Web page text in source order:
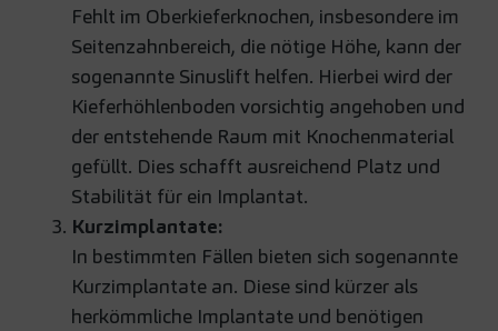
Fehlt im Oberkieferknochen, insbesondere im
Seitenzahnbereich, die nötige Höhe, kann der
sogenannte Sinuslift helfen. Hierbei wird der
Kieferhöhlenboden vorsichtig angehoben und
der entstehende Raum mit Knochenmaterial
gefüllt. Dies schafft ausreichend Platz und
Stabilität für ein Implantat.
Kurzimplantate:
In bestimmten Fällen bieten sich sogenannte
Kurzimplantate an. Diese sind kürzer als
herkömmliche Implantate und benötigen